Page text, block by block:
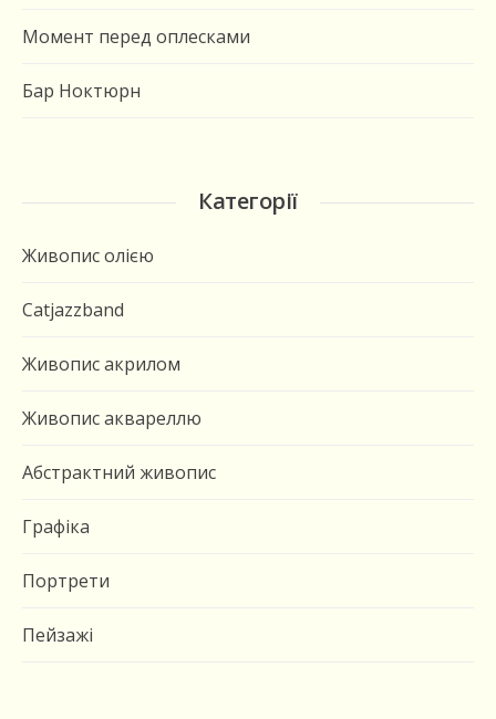
Момент перед оплесками
Бар Ноктюрн
Категорії
Живопис олією
Catjazzband
Живопис акрилом
Живопис аквареллю
Абстрактний живопис
Графіка
Портрети
Пейзажі